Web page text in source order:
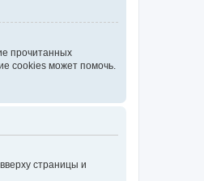
прочитанных
cookies может помочь.
страницы и